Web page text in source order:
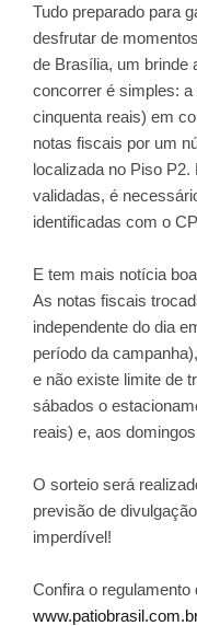
Tudo preparado para
desfrutar de
de Brasília, um brinde
concorrer é simples:
cinquenta reais) em
notas fiscais por um
localizada no Piso
validadas, é
identificadas com o
E tem mais notícia
As notas fiscais
independente do dia
período da
e não existe limite de
sábados o
reais) e, aos
O sorteio será
previsão de
imperdível!
Confira o